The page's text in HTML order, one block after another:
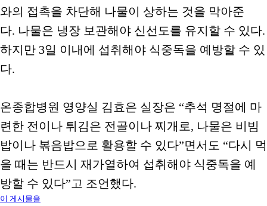
와의 접촉을 차단해 나물이 상하는 것을 막아준
다. 나물은 냉장 보관해야 신선도를 유지할 수 있다.
하지만 3일 이내에 섭취해야 식중독을 예방할 수 있
다.
온종합병원 영양실 김효은 실장은 “추석 명절에 마
련한 전이나 튀김은 전골이나 찌개로, 나물은 비빔
밥이나 볶음밥으로 활용할 수 있다”면서도 “다시 먹
을 때는 반드시 재가열하여 섭취해야 식중독을 예
방할 수 있다”고 조언했다.
이 게시물을